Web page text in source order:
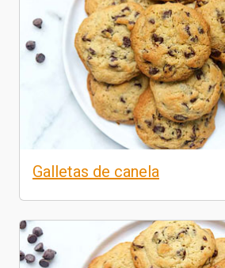
Galletas de canela